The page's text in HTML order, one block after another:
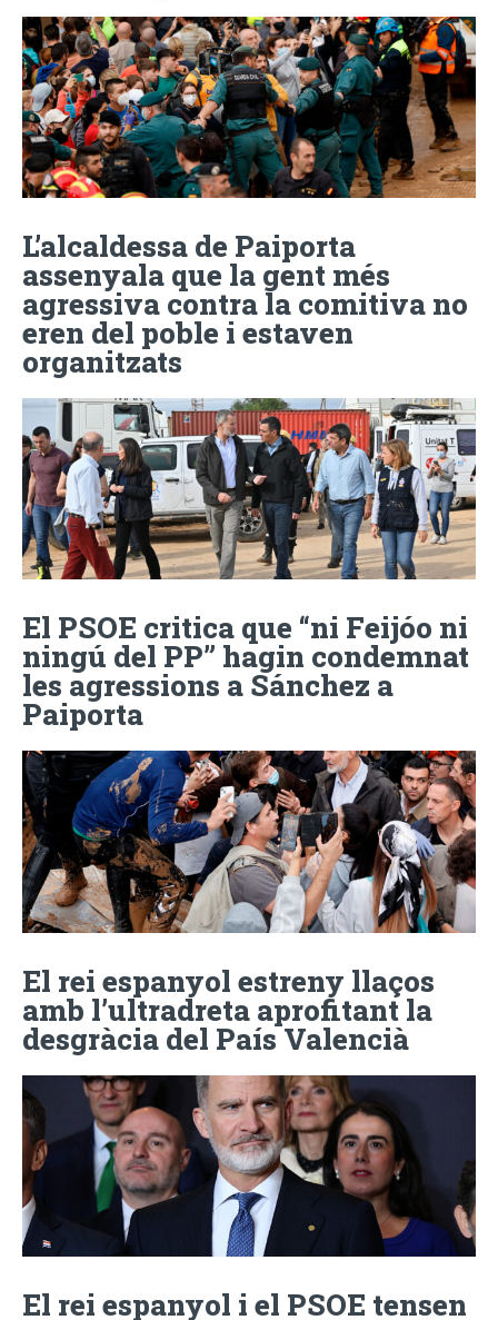
L’alcaldessa de Paiporta
assenyala que la gent més
agressiva contra la comitiva no
eren del poble i estaven
organitzats
El PSOE critica que “ni Feijóo ni
ningú del PP” hagin condemnat
les agressions a Sánchez a
Paiporta
El rei espanyol estreny llaços
amb l’ultradreta aprofitant la
desgràcia del País Valencià
El rei espanyol i el PSOE tensen